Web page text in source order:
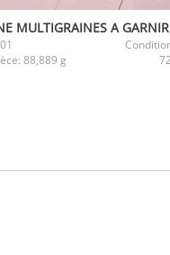
MULTIGRAINES A GARNIR
88,889 g